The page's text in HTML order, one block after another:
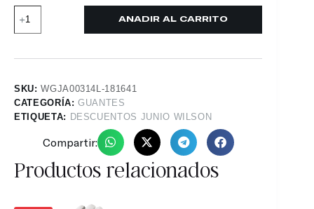
AÑADIR AL CARRITO
SKU:WGJA00314L-181641
CATEGORÍA:GUANTES
ETIQUETA: DESCUENTOS JUNIO WILSON
Compartir:
Productos relacionados